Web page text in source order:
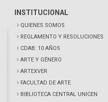
INSTITUCIONAL
QUIENES SOMOS
REGLAMENTO Y RESOLUCIONES
CDAB: 10 AÑOS
ARTE Y GÉNERO
ARTEXVER
FACULTAD DE ARTE
BIBLIOTECA CENTRAL UNICEN